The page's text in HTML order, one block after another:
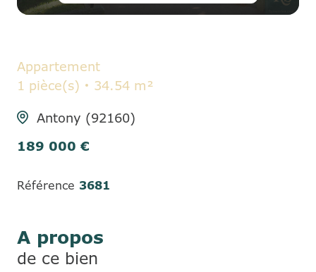
Appartement
1 pièce(s)
34.54 m²
Antony (92160)
189 000 €
Référence 3681
A propos
de ce bien